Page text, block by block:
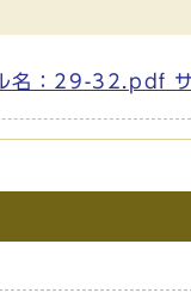
名：29-32.pdf